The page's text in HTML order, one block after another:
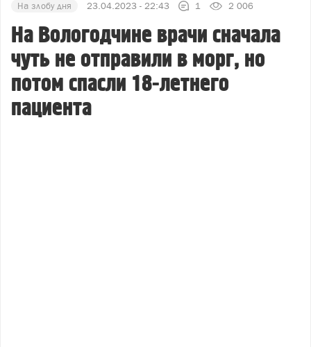
На злобу дня 23.04.2023 - 22:43 1 2 006
На Вологодчине врачи сначала
чуть не отправили в морг, но
потом спасли 18-летнего
пациента